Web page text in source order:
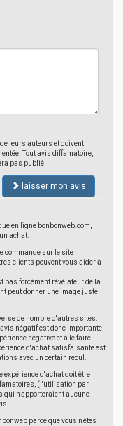
leurs auteurs et doivent
Tout avis diffamatoire,
pas publié
laisser mon avis
en ligne bonbonweb.com,
achat.
commande sur le site
clients peuvent vous aider à
pas forcément révélateur de la
peut donner une image juste
de nombre d'autres sites.
négatif est donc importante,
négative et à le faire
d'achat satisfaisante est
avec un certain recul.
expérience d'achat doit être
(l'utilisation par
qui n'apporteraient aucune
parce que vous n'êtes